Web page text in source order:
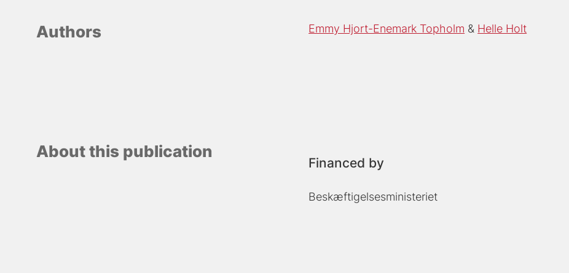
Authors Emmy Hjort-Enemark Topholm Helle Holt
About this publication
Financed by
Beskæftigelsesministeriet